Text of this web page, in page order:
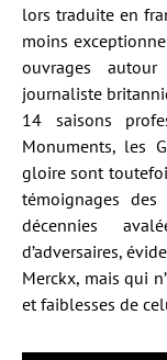
lors traduite en
moins
ouvrages
journaliste
14 saisons
Monuments, les
gloire sont
témoignages
décennies
d’adversaires,
Merckx, mais qui
et faiblesses de